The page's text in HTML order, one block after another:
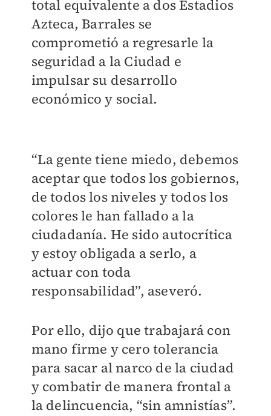
total equivalente a dos Estadios
Azteca, Barrales se
comprometió a regresarle la
seguridad a la Ciudad e
impulsar su desarrollo
económico y social.
“La gente tiene miedo, debemos
aceptar que todos los gobiernos,
de todos los niveles y todos los
colores le han fallado a la
ciudadanía. He sido autocrítica
y estoy obligada a serlo, a
actuar con toda
responsabilidad”, aseveró.
Por ello, dijo que trabajará con
mano firme y cero tolerancia
para sacar al narco de la ciudad
y combatir de manera frontal a
la delincuencia, “sin amnistías”.